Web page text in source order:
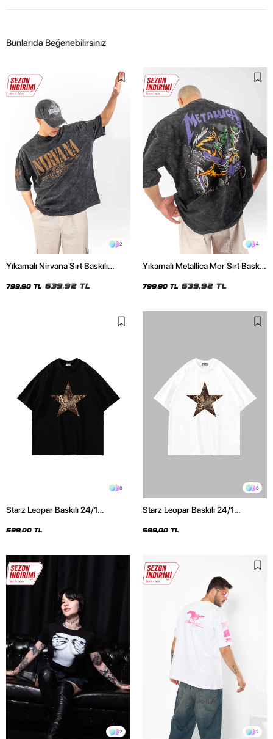
Bunlarıda Beğenebilirsiniz
2
Yıkamalı Nirvana Sırt Baskılı
799,90 TL 639,92 TL
4
Yıkamalı Metallica Mor Sırt Baskılı
799,90 TL 639,92 TL
8
Starz Leopar Baskılı 24/1
599,00 TL
8
Starz Leopar Baskılı 24/1
599,00 TL
2 2